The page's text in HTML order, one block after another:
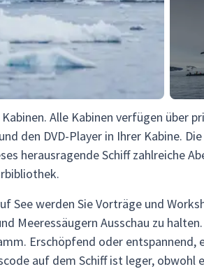
Alle Kabinen verfügen über
den DVD-Player in Ihrer Kabine.
herausragende Schiff zahlreiche
See werden Sie Vorträge und
Meeressäugern Ausschau zu
Erschöpfend oder
auf dem Schiff ist leger, obwohl